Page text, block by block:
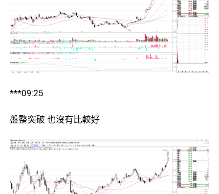
***09:25
盤整突破 也沒有比較好